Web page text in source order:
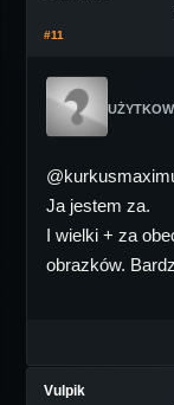
#11
Ja jestem za.
I wielki + za
obrazków.
Vulpik